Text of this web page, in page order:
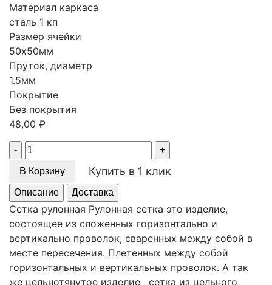
Материал каркаса
сталь 1 кп
Размер ячейки
50х50мм
Пруток, диаметр
1.5мм
Покрытие
Без покрытия
48,00 ₽
Quantity
В Корзину Купить в 1 клик
Описание Доставка
Сетка рулонная Рулонная сетка это изделие,
состоящее из сложенных горизонтально и
вертикально проволок, сваренных между собой в
месте пересечения. Плетенных между собой
горизонтальных и вертикальных проволок. А так
же цельнотянутое изделие , сетка из цельного